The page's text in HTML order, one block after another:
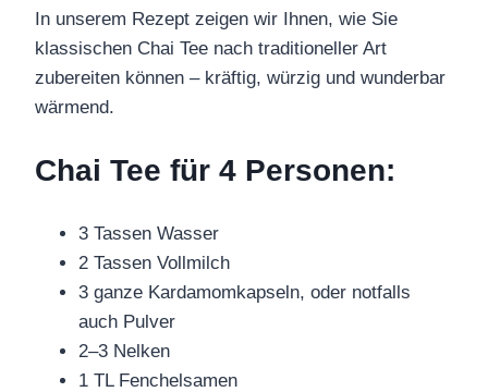
In unserem Rezept zeigen wir Ihnen, wie Sie
klassischen Chai Tee nach traditioneller Art
zubereiten können – kräftig, würzig und wunderbar
wärmend.
Chai Tee für 4 Personen:
3 Tassen Wasser
2 Tassen Vollmilch
3 ganze Kardamomkapseln, oder notfalls
auch Pulver
2–3 Nelken
1 TL Fenchelsamen